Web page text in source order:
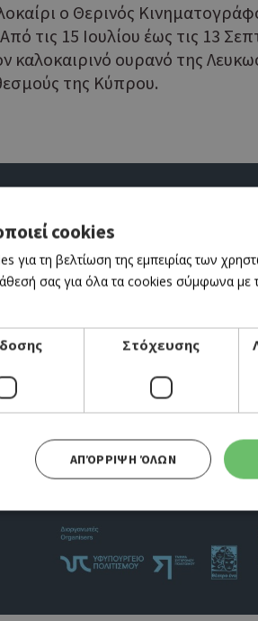
ο Θερινός
15 Ιουλίου έως τις 13
καλοκαιρινό ουρανό της
της Κύπρου.
cookies
για τη βελτίωση της εμπειρίας των
σας για όλα τα cookies σύμφωνα με
Στόχευσης
ΑΠΌΡΡΙΨΗ ΌΛΩΝ
του ιστότοπου, όπως τη σύνδεση χρήστη και τη
τα απολύτως απαραίτητα cookies.